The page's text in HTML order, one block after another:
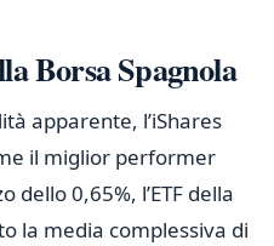
Borsa Spagnola
apparente, l’iShares
il miglior performer
dello 0,65%, l’ETF della
la media complessiva di